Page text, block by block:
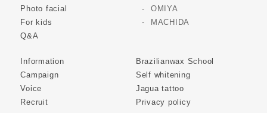
Photo facial
For kids
Q&A
OMIYA
MACHIDA
Information
Campaign
Voice
Recruit
Brazilianwax School
Self whitening
Jagua tattoo
Privacy policy